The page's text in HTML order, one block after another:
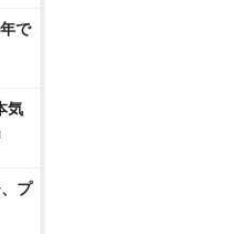
で
気
プ